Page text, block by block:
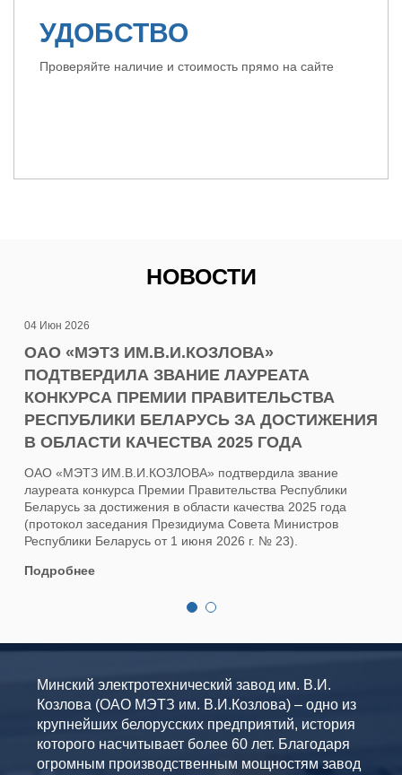
УДОБСТВО
Проверяйте наличие и стоимость прямо на сайте
НОВОСТИ
04 Июн 2026
ОАО «МЭТЗ ИМ.В.И.КОЗЛОВА»
ПОДТВЕРДИЛА ЗВАНИЕ ЛАУРЕАТА
КОНКУРСА ПРЕМИИ ПРАВИТЕЛЬСТВА
РЕСПУБЛИКИ БЕЛАРУСЬ ЗА ДОСТИЖЕНИЯ
В ОБЛАСТИ КАЧЕСТВА 2025 ГОДА
ОАО «МЭТЗ ИМ.В.И.КОЗЛОВА» подтвердила звание
лауреата конкурса Премии Правительства Республики
Беларусь за достижения в области качества 2025 года
(протокол заседания Президиума Совета Министров
Республики Беларусь от 1 июня 2026 г. № 23).
Подробнее
Минский электротехнический завод им. В.И.
Козлова (ОАО МЭТЗ им. В.И.Козлова) – одно из
крупнейших белорусских предприятий, история
которого насчитывает более 60 лет. Благодаря
огромным производственным мощностям завод